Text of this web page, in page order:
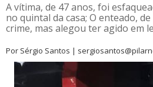
A vítima, de 47 anos, foi
no quintal da casa; O enteado,
crime, mas alegou ter agido em
Por Sérgio Santos |